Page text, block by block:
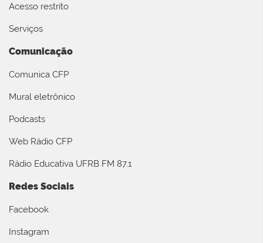
Acesso restrito
Serviços
Comunicação
Comunica CFP
Mural eletrônico
Podcasts
Web Rádio CFP
Rádio Educativa UFRB FM 87.1
Redes Sociais
Facebook
Instagram